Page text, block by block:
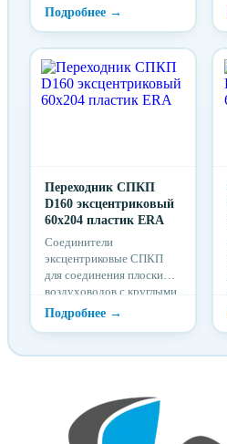
Переходник СПКП
D160 эксцентриковый
60х204 пластик ERA
Соединители
эксцентриковые СПКП
для соединения плоских
воздуховодов с круглыми